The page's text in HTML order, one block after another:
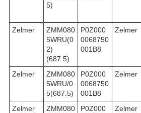
5)
Zelmer
ZMM080
5WRU(0
2)
(687.5)
P0Z000
0068750
001B8
Zelmer
Zelmer
ZMM080
5WRU/0
5(687.5)
P0Z000
0068750
001B8
Zelmer
Zelmer
ZMM080
P0Z000
Zelmer